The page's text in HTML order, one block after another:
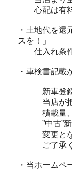
心配は有料
・土地代を
スを！」
仕入れ条件
・車検書記載
新車登録後
当店が把握
積載量、車
”中古”新規
変更となる
ご了承く
・当ホームペ